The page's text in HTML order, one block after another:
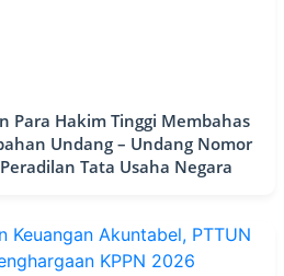
Para Hakim Tinggi Membahas
Undang – Undang Nomor
Tata Usaha Negara